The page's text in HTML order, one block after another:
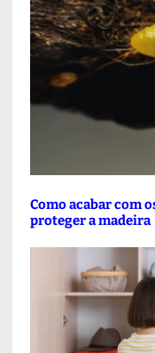
Como acabar com
proteger a madeira